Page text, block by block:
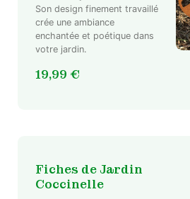
Son design finement travaillé
crée une ambiance
enchantée et poétique dans
votre jardin.
19,99 €
Fiches de Jardin
Coccinelle